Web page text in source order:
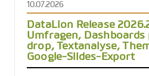
10.07.2026
DataLion Release
Umfragen,
drop, Textanalyse,
Google-Slides-Export